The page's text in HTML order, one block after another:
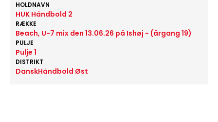
HOLDNAVN
HUK Håndbold 2
RÆKKE
Beach, U-7 mix den 13.06.26 på Ishøj - (årgang 19)
PULJE
Pulje 1
DISTRIKT
DanskHåndbold Øst